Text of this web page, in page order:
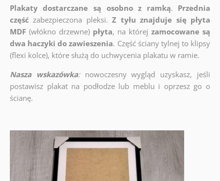
Plakaty dostarczane są osobno z ramką. Przednia
część zabezpieczona pleksi. Z tyłu znajduje się płyta
MDF (włókno drzewne) płyta, na której zamocowane są
dwa haczyki do zawieszenia. Część ściany tylnej to klipsy
(flexi kolce), które służą do uchwycenia plakatu w ramie.
Nasza wskazówka:nowoczesny wygląd uzyskasz, jeśli
postawisz plakat na podłodze lub meblu i oprzesz go o
ścianę.